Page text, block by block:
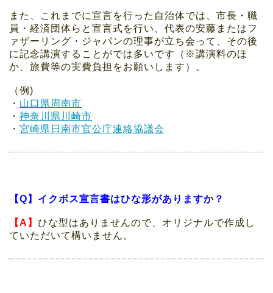
また、これまでに宣言を行った自治体では、市長・職
員・経済団体らと宣言式を行い、代表の安藤またはフ
ァザーリング・ジャパンの理事が立ち会って、その後
に記念講演することがでは多いです（※講演料のほ
か、旅費等の実費負担をお願いします）。
（例)
・ 山口県周南市
・ 神奈川県川崎市
・ 宮崎県日南市官公庁連絡協議会
【Q】イクボス宣言書はひな形がありますか？
【A】 ひな型はありませんので、オリジナルで作成し
ていただいて構いません。